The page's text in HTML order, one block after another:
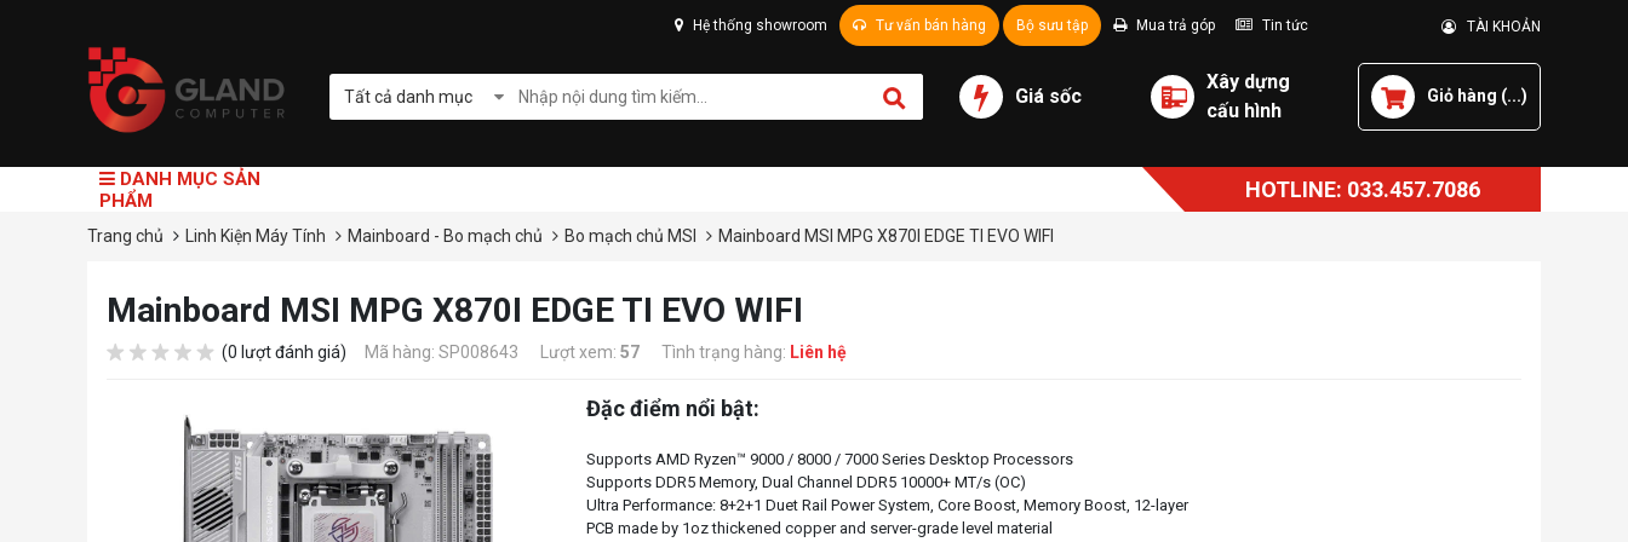
Hệ thống showroom Tư vấn bán hàng Bộ sưu tập Mua trả góp Tin tức TÀI KHOẢN
Tất cả danh mục Giá sốc
Xây dựng
cấu hình
Giỏ hàng (...)
DANH MỤC SẢN
PHẨM
HOTLINE: 033.457.7086
Trang chủ Linh Kiện Máy Tính Mainboard - Bo mạch chủ Bo mạch chủ MSI Mainboard MSI MPG X870I EDGE TI EVO WIFI
Mainboard MSI MPG X870I EDGE TI EVO WIFI
(0 lượt đánh giá) Mã hàng: SP008643 Lượt xem: 57 Tình trạng hàng: Liên hệ
Đặc điểm nổi bật:
Supports AMD Ryzen™ 9000 / 8000 / 7000 Series Desktop Processors
Supports DDR5 Memory, Dual Channel DDR5 10000+ MT/s (OC)
Ultra Performance: 8+2+1 Duet Rail Power System, Core Boost, Memory Boost, 12-layer
PCB made by 1oz thickened copper and server-grade level material